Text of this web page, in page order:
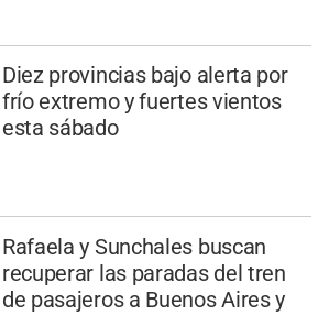
Diez provincias bajo alerta por
frío extremo y fuertes vientos
esta sábado
Rafaela y Sunchales buscan
recuperar las paradas del tren
de pasajeros a Buenos Aires y